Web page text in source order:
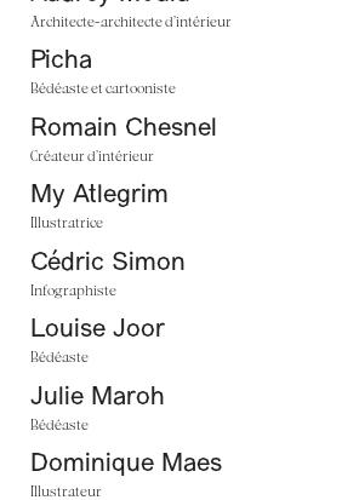
Architecte-architecte d’intérieur
Picha
Bédéaste et cartooniste
Romain Chesnel
Créateur d’intérieur
My Atlegrim
Illustratrice
Cédric Simon
Infographiste
Louise Joor
Bédéaste
Julie Maroh
Bédéaste
Dominique Maes
Illustrateur